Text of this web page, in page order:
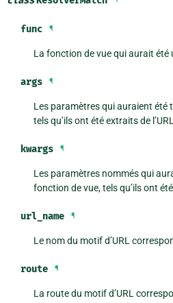
func ¶
La fonction de vue qui aurait été
args ¶
Les paramètres qui auraient été
tels qu’ils ont été extraits de
kwargs ¶
Les paramètres nommés qui
fonction de vue, tels qu’ils ont
url_name ¶
Le nom du motif d’URL
route ¶
La route du motif d’URL